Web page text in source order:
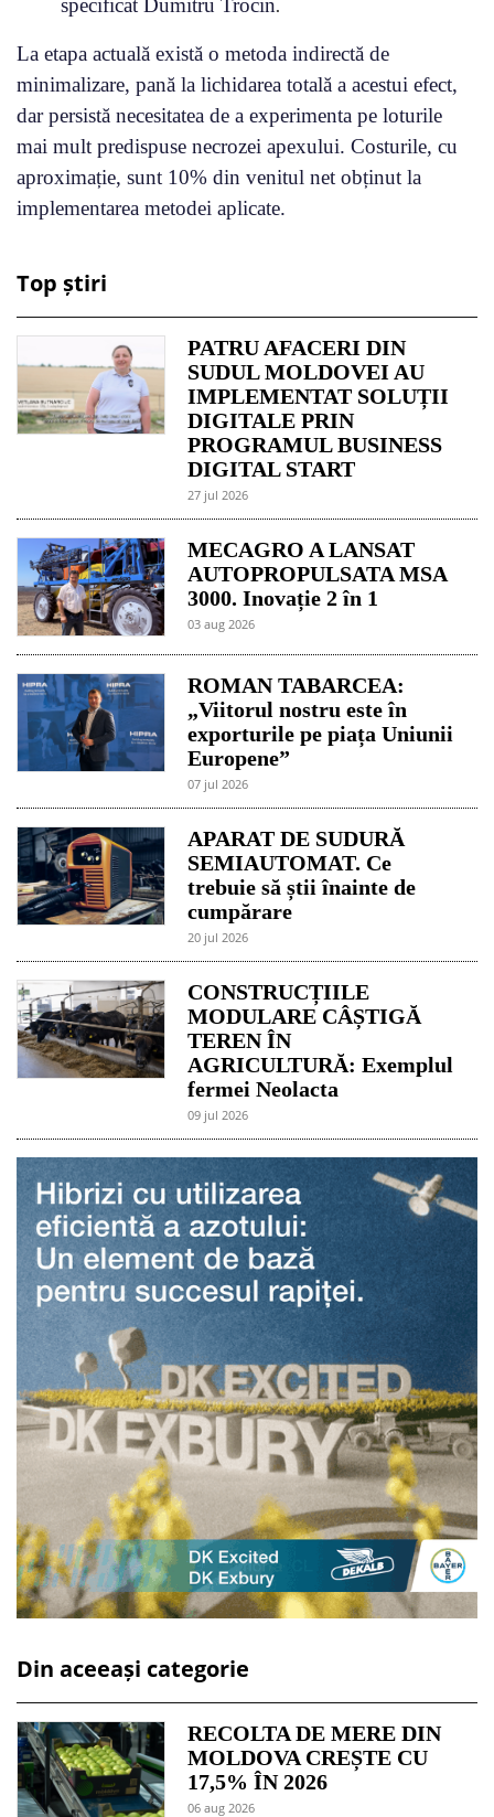
La etapa actuală există o metoda indirectă de
minimalizare, pană la lichidarea totală a acestui efect,
dar persistă necesitatea de a experimenta pe loturile
mai mult predispuse necrozei apexului. Costurile, cu
aproximație, sunt 10% din venitul net obținut la
implementarea metodei aplicate.
Top știri
PATRU AFACERI DIN
SUDUL MOLDOVEI AU
IMPLEMENTAT SOLUȚII
DIGITALE PRIN
PROGRAMUL BUSINESS
DIGITAL START
27 jul 2026
MECAGRO A LANSAT
AUTOPROPULSATA MSA
3000. Inovație 2 în 1
03 aug 2026
ROMAN TABARCEA:
„Viitorul nostru este în
exporturile pe piața Uniunii
Europene”
07 jul 2026
APARAT DE SUDURĂ
SEMIAUTOMAT. Ce
trebuie să știi înainte de
cumpărare
20 jul 2026
CONSTRUCȚIILE
MODULARE CÂȘTIGĂ
TEREN ÎN
AGRICULTURĂ: Exemplul
fermei Neolacta
09 jul 2026
Din aceeași categorie
RECOLTA DE MERE DIN
MOLDOVA CREȘTE CU
17,5% ÎN 2026
06 aug 2026